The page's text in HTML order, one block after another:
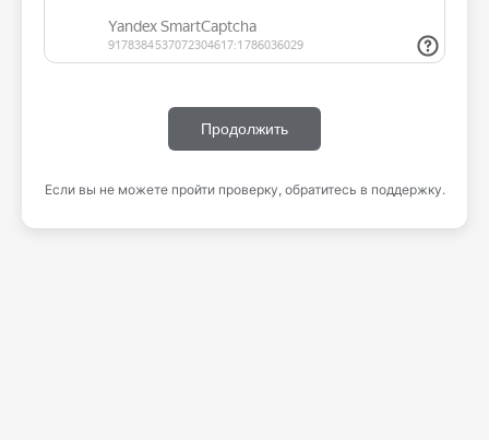
Продолжить
Если вы не можете пройти проверку, обратитесь в поддержку.